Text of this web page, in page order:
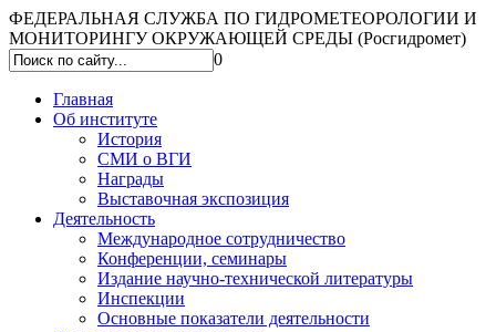
ФЕДЕРАЛЬНАЯ СЛУЖБА ПО ГИДРОМЕТЕОРОЛОГИИ И
МОНИТОРИНГУ ОКРУЖАЮЩЕЙ СРЕДЫ (Росгидромет)
0
Главная
Об институте
История
СМИ о ВГИ
Награды
Выставочная экспозиция
Деятельность
Международное сотрудничество
Конференции, семинары
Издание научно-технической литературы
Инспекции
Основные показатели деятельности